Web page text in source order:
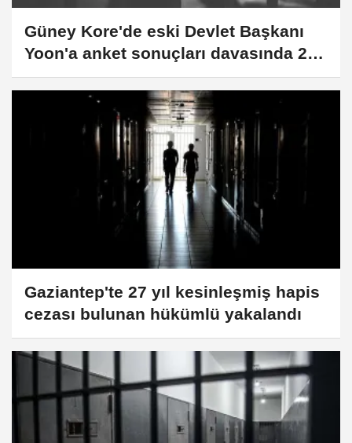
Güney Kore'de eski Devlet Başkanı
Yoon'a anket sonuçları davasında 2
yıl hapis cezası
Gaziantep'te 27 yıl kesinleşmiş hapis
cezası bulunan hükümlü yakalandı